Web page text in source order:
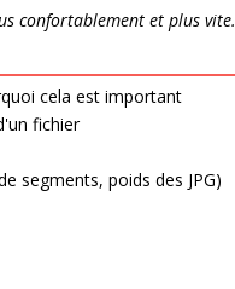
confortablement et plus vite.
cela est important
fichier
segments, poids des JPG)